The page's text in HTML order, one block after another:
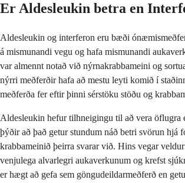
Er Aldesleukin betra en
Aldesleukin og interferon eru bæði
á mismunandi vegu og hafa mismunandi
var almennt notað við nýrnakrabbameini og
nýrri meðferðir hafa að mestu leyti komið í
meðferða fer eftir þinni sérstöku stöðu og
Aldesleukin hefur tilhneigingu til að vera öflugra
þýðir að það getur stundum náð betri svörun hjá
krabbameinið þeirra svarar við. Hins vegar
venjulega alvarlegri aukaverkunum og krefst
er hægt að gefa sem göngudeildarmeðferð en